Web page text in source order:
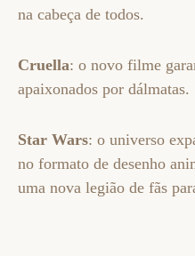
na cabeça de todos.
Cruella: o novo filme
apaixonados por dálmatas.
Star Wars: o universo
no formato de desenho
uma nova legião de fãs